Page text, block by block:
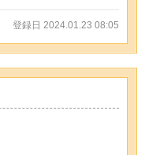
登録日 2024.01.23 08:05